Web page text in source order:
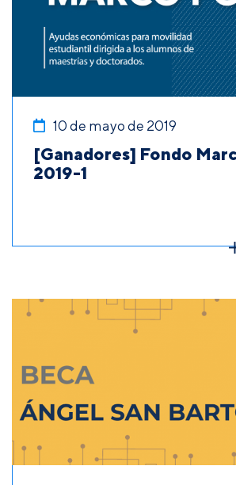
10 de mayo de 2019
[Ganadores] Fondo
2019-1